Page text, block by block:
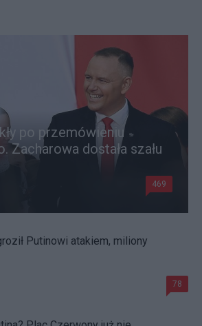
po przemówieniu
Zacharowa dostała szału
469
Putinowi atakiem, miliony
78